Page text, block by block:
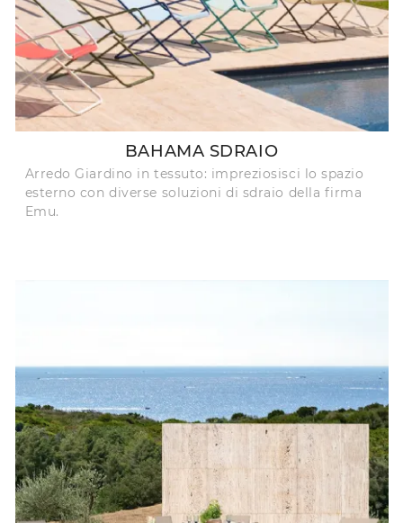
BAHAMA SDRAIO
Arredo Giardino in tessuto: impreziosisci lo spazio
esterno con diverse soluzioni di sdraio della firma
Emu.